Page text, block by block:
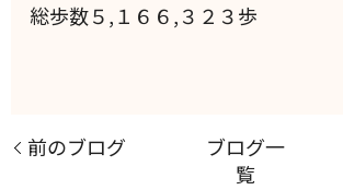
総歩数５,１６６,３２３歩
前のブログ
ブログ一
覧